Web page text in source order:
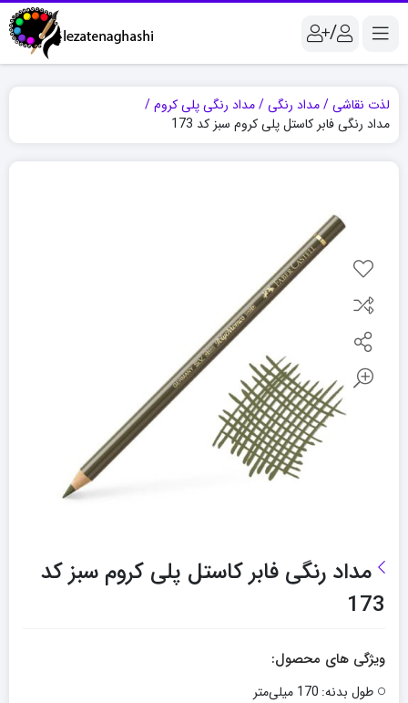
/
لذت نقاشی مداد رنگی
مداد رنگی پلی کروم
مداد رنگی فابر کاستل پلی کروم سبز کد 173
مداد رنگی فابر کاستل پلی کروم سبز کد
173
ویژگی های محصول:
طول بدنه: 170 میلی‌متر